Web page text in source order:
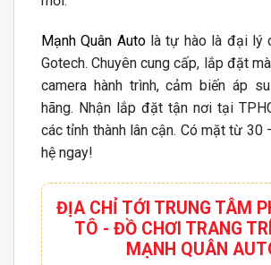
Mạnh Quân Autolà tự hào là đại lý
Gotech. Chuyên cung cấp, lắp đặt
camera hành trình, cảm biến áp
hãng. Nhận lắp đặt tận nơi tại
các tỉnh thành lân cận. Có mặt từ 30
hệ ngay!
ĐỊA CHỈ TỚI TRUNG TÂM
TÔ - ĐỒ CHƠI TRANG
MẠNH QUÂN